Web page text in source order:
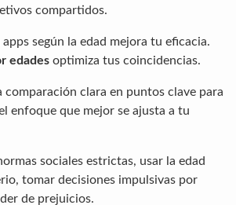
compartidos.
según la edad mejora tu eficacia.
edades optimiza tus coincidencias.
clara en puntos clave para
enfoque que mejor se ajusta a tu
sociales estrictas, usar la edad
tomar decisiones impulsivas por
de prejuicios.